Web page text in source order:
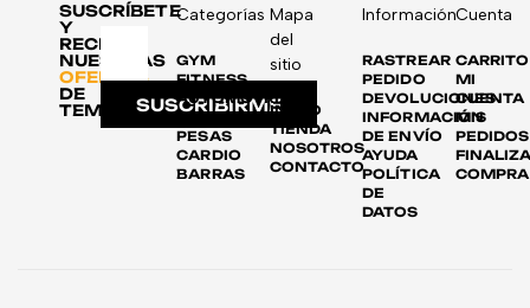
SUSCRÍBETE
Y
RECIBE
NUESTRAS
OFERTAS
DE
TEMPORADASUSCRIBIRME
Categorías
GYM
FITNESS
AUTOMOTRIZ
DISCOS
PESAS
CARDIO
BARRAS
Mapa
del
sitio
INICIO
TIENDA
NOSOTROS
CONTACTO
Información
RASTREAR
PEDIDO
DEVOLUCIONES
INFORMACIÓN
DE ENVÍO
AYUDA
POLÍTICA
DE
DATOS
Cuenta
CARRITO
MI
CUENTA
MIS
PEDIDOS
COMPRA